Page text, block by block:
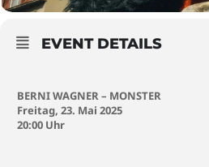
EVENT DETAILS
BERNI WAGNER – MONSTER
Freitag, 23. Mai 2025
20:00 Uhr